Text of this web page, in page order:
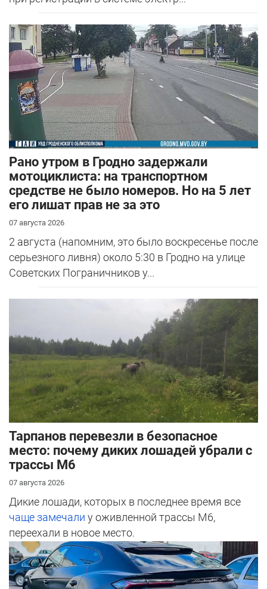
Рано утром в Гродно задержали
мотоциклиста: на транспортном
средстве не было номеров. Но на 5 лет
его лишат прав не за это
07 августа 2026
2 августа (напомним, это было воскресенье после
серьезного ливня) около 5:30 в Гродно на улице
Советских Пограничников у...
Тарпанов перевезли в безопасное
место: почему диких лошадей убрали с
трассы М6
07 августа 2026
Дикие лошади, которых в последнее время все
чаще замечали у оживленной трассы М6,
переехали в новое место.